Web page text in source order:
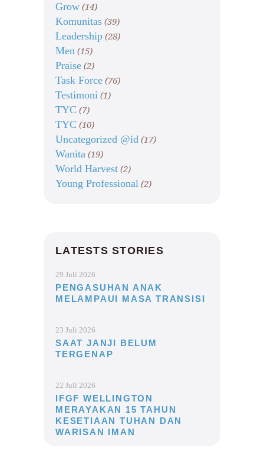
Grow (14)
Komunitas (39)
Leadership (28)
Men (15)
Praise (2)
Task Force (76)
Testimoni (1)
TYC (7)
TYC (10)
Uncategorized @id (17)
Wanita (19)
World Harvest (2)
Young Professional (2)
LATESTS STORIES
29 Juli 2026
PENGASUHAN ANAK
MELAMPAUI MASA TRANSISI
23 Juli 2026
SAAT JANJI BELUM
TERGENAP
22 Juli 2026
IFGF WELLINGTON
MERAYAKAN 15 TAHUN
KESETIAAN TUHAN DAN
WARISAN IMAN